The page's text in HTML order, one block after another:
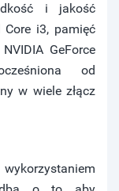
i jakość
i3, pamięć
GeForce
od
w wiele złącz